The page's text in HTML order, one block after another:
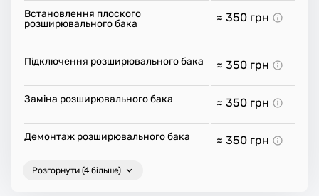
Встановлення плоского
розширювального бака
≈ 350 грн
Підключення розширювального бака ≈ 350 грн
Заміна розширювального бака ≈ 350 грн
Демонтаж розширювального бака ≈ 350 грн
Розгорнути (4 більше)